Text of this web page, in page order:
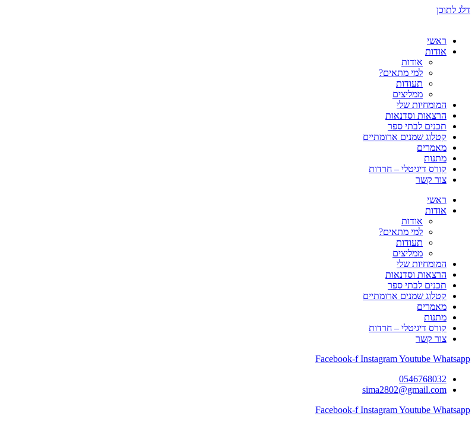
דלג לתוכן
ראשי
אודות
אודות
למי מתאים?
תעודות
ממליצים
המומחיות שלי
הרצאות וסדנאות
תכנים לבתי ספר
קטלוג שמנים ארומתיים
מאמרים
מתנות
קורס דיגיטלי – חרדות
צור קשר
ראשי
אודות
אודות
למי מתאים?
תעודות
ממליצים
המומחיות שלי
הרצאות וסדנאות
תכנים לבתי ספר
קטלוג שמנים ארומתיים
מאמרים
מתנות
קורס דיגיטלי – חרדות
צור קשר
Facebook-f InstagramYoutube Whatsapp
0546768032
sima2802@gmail.com
Facebook-f InstagramYoutube Whatsapp